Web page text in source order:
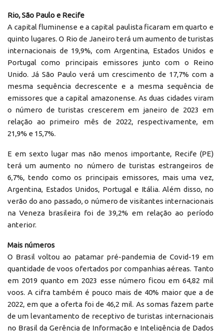
Rio, São Paulo e Recife
A capital fluminense e a capital paulista ficaram em quarto e
quinto lugares. O Rio de Janeiro terá um aumento de turistas
internacionais de 19,9%, com Argentina, Estados Unidos e
Portugal como principais emissores junto com o Reino
Unido. Já São Paulo verá um crescimento de 17,7% com a
mesma sequência decrescente e a mesma sequência de
emissores que a capital amazonense. As duas cidades viram
o número de turistas crescerem em janeiro de 2023 em
relação ao primeiro mês de 2022, respectivamente, em
21,9% e 15,7%.
E em sexto lugar mas não menos importante, Recife (PE)
terá um aumento no número de turistas estrangeiros de
6,7%, tendo como os principais emissores, mais uma vez,
Argentina, Estados Unidos, Portugal e Itália. Além disso, no
verão do ano passado, o número de visitantes internacionais
na Veneza brasileira foi de 39,2% em relação ao período
anterior.
Mais números
O Brasil voltou ao patamar pré-pandemia de Covid-19 em
quantidade de voos ofertados por companhias aéreas. Tanto
em 2019 quanto em 2023 esse número ficou em 64,82 mil
voos. A cifra também é pouco mais de 40% maior que a de
2022, em que a oferta foi de 46,2 mil. As somas fazem parte
de um levantamento de receptivo de turistas internacionais
no Brasil da Gerência de Informação e Inteligência de Dados